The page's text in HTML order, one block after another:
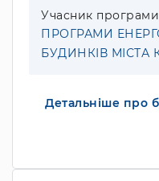
Учасник програми
ПРОГРАМИ
БУДИНКІВ МІСТА
Детальніше про